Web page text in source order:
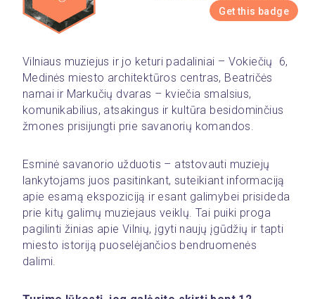
Get this badge
Vilniaus muziejus ir jo keturi padaliniai – Vokiečių  6,
Medinės miesto architektūros centras, Beatričės
namai ir Markučių dvaras – kviečia smalsius,
komunikabilius, atsakingus ir kultūra besidominčius
žmones prisijungti prie savanorių komandos.
Esminė savanorio užduotis – atstovauti muziejų
lankytojams juos pasitinkant, suteikiant informaciją
apie esamą ekspoziciją ir esant galimybei prisideda
prie kitų galimų muziejaus veiklų. Tai puiki proga
pagilinti žinias apie Vilnių, įgyti naujų įgūdžių ir tapti
miesto istoriją puoselėjančios bendruomenės
dalimi.